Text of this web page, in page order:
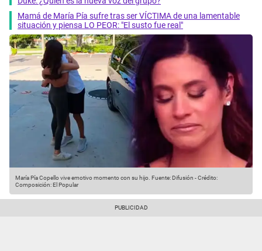
Mamá de María Pía sufre tras ser VÍCTIMA de una lamentable
situación y piensa LO PEOR: "El susto fue real"
María Pía Copello vive emotivo momento con su hijo. Fuente: Difusión -Crédito:
Composición: El Popular